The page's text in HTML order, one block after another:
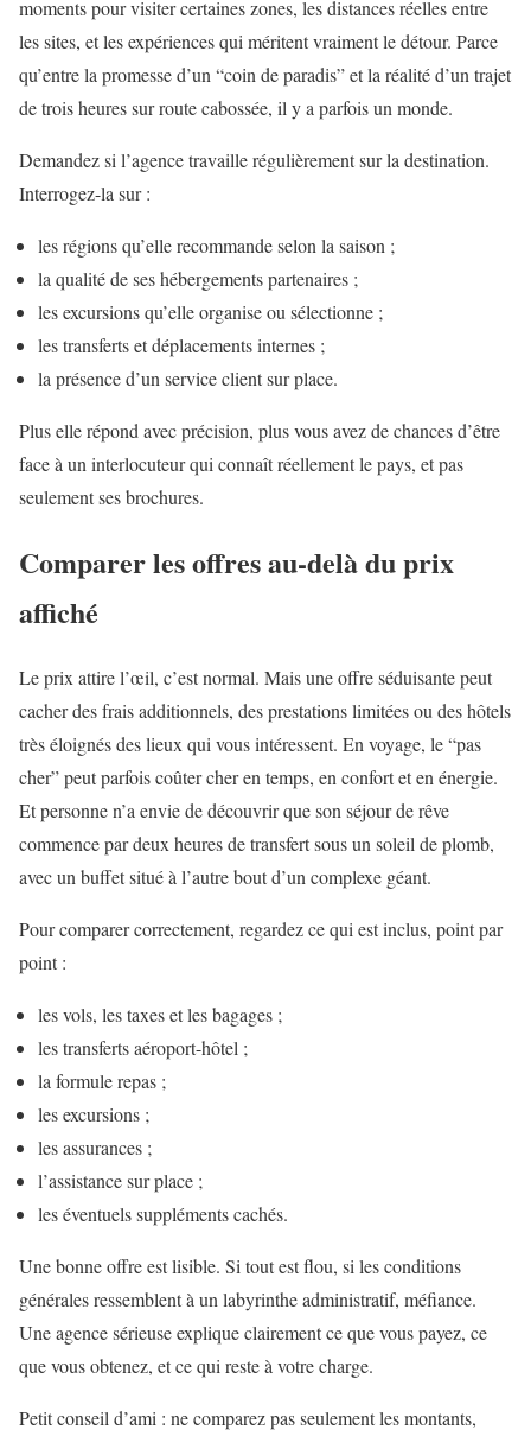
moments pour visiter certaines zones, les distances réelles entre
les sites, et les expériences qui méritent vraiment le détour. Parce
qu’entre la promesse d’un “coin de paradis” et la réalité d’un trajet
de trois heures sur route cabossée, il y a parfois un monde.
Demandez si l’agence travaille régulièrement sur la destination.
Interrogez-la sur :
les régions qu’elle recommande selon la saison ;
la qualité de ses hébergements partenaires ;
les excursions qu’elle organise ou sélectionne ;
les transferts et déplacements internes ;
la présence d’un service client sur place.
Plus elle répond avec précision, plus vous avez de chances d’être
face à un interlocuteur qui connaît réellement le pays, et pas
seulement ses brochures.
Comparer les offres au-delà du prix
affiché
Le prix attire l’œil, c’est normal. Mais une offre séduisante peut
cacher des frais additionnels, des prestations limitées ou des hôtels
très éloignés des lieux qui vous intéressent. En voyage, le “pas
cher” peut parfois coûter cher en temps, en confort et en énergie.
Et personne n’a envie de découvrir que son séjour de rêve
commence par deux heures de transfert sous un soleil de plomb,
avec un buffet situé à l’autre bout d’un complexe géant.
Pour comparer correctement, regardez ce qui est inclus, point par
point :
les vols, les taxes et les bagages ;
les transferts aéroport-hôtel ;
la formule repas ;
les excursions ;
les assurances ;
l’assistance sur place ;
les éventuels suppléments cachés.
Une bonne offre est lisible. Si tout est flou, si les conditions
générales ressemblent à un labyrinthe administratif, méfiance.
Une agence sérieuse explique clairement ce que vous payez, ce
que vous obtenez, et ce qui reste à votre charge.
Petit conseil d’ami : ne comparez pas seulement les montants,